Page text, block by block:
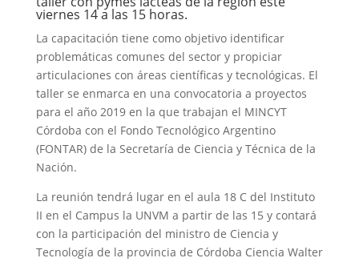
viernes 14 a las 15 horas.
La capacitación tiene como objetivo identificar
problemáticas comunes del sector y propiciar
articulaciones con áreas científicas y tecnológicas. El
taller se enmarca en una convocatoria a proyectos
para el año 2019 en la que trabajan el MINCYT
Córdoba con el Fondo Tecnológico Argentino
(FONTAR) de la Secretaría de Ciencia y Técnica de la
Nación.
La reunión tendrá lugar en el aula 18 C del Instituto
II en el Campus la UNVM a partir de las 15 y contará
con la participación del ministro de Ciencia y
Tecnología de la provincia de Córdoba Ciencia Walter